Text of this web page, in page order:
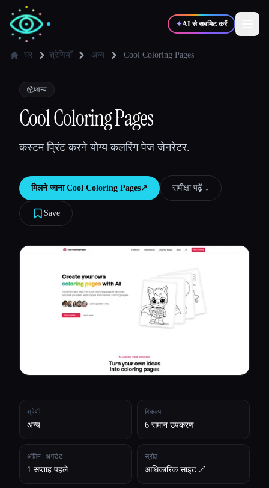
✦AI से सबमिट करें
✍️लेखक
💻 📈
घर श्रेणियाँ अन्य Cool Coloring Pages
📦अन्य
Cool Coloring Pages
कस्टम प्रिंट करने योग्य कलरिंग पेज जेनरेटर.
मिलने जाना Cool Coloring Pages↗︎ समीक्षा पढ़ें ↓︎
Save
श्रेणी
अन्य
विकल्प
6 समान उपकरण
अंतिम अपडेट
1 सप्ताह पहले
स्रोत
आधिकारिक साइट ↗︎